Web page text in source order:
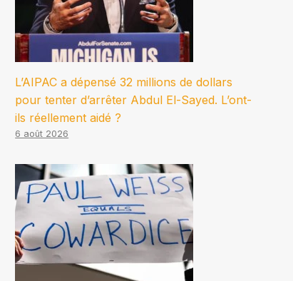
L’AIPAC a dépensé 32 millions de dollars
pour tenter d’arrêter Abdul El-Sayed. L’ont-
ils réellement aidé ?
6 août 2026